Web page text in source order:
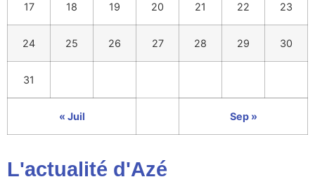
17 18 19 20 21 22 23
24 25 26 27 28 29 30
31
« Juil Sep »
L'actualité d'Azé